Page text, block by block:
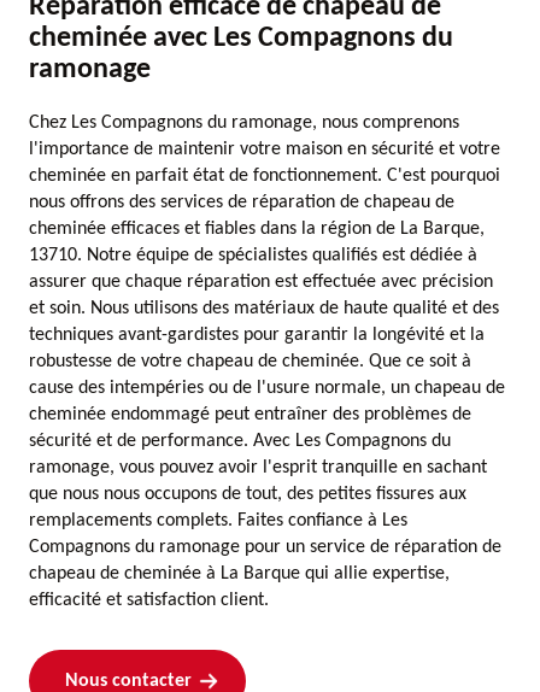
Réparation efficace de chapeau de
cheminée avec Les Compagnons du
ramonage
Chez Les Compagnons du ramonage, nous comprenons
l'importance de maintenir votre maison en sécurité et votre
cheminée en parfait état de fonctionnement. C'est pourquoi
nous offrons des services de réparation de chapeau de
cheminée efficaces et fiables dans la région de La Barque,
13710. Notre équipe de spécialistes qualifiés est dédiée à
assurer que chaque réparation est effectuée avec précision
et soin. Nous utilisons des matériaux de haute qualité et des
techniques avant-gardistes pour garantir la longévité et la
robustesse de votre chapeau de cheminée. Que ce soit à
cause des intempéries ou de l'usure normale, un chapeau de
cheminée endommagé peut entraîner des problèmes de
sécurité et de performance. Avec Les Compagnons du
ramonage, vous pouvez avoir l'esprit tranquille en sachant
que nous nous occupons de tout, des petites fissures aux
remplacements complets. Faites confiance à Les
Compagnons du ramonage pour un service de réparation de
chapeau de cheminée à La Barque qui allie expertise,
efficacité et satisfaction client.
Nous contacter